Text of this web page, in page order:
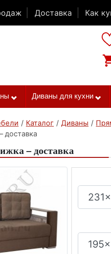
Доставка Как
Диваны для кухни
/ Каталог / Диваны /
доставка
– доставка